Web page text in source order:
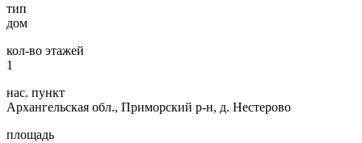
тип
дом
кол-во этажей
1
нас. пункт
Архангельская обл., Приморский р-н, д. Нестерово
площадь